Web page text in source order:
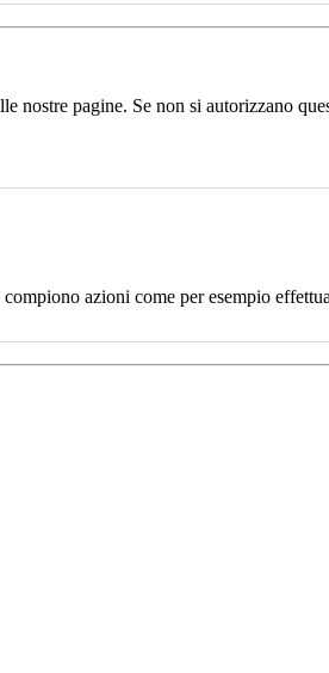
nostre pagine. Se non si autorizzano
azioni come per esempio